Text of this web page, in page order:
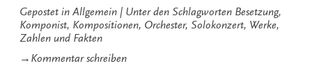
Gepostet in Allgemein Unter den Schlagworten Besetzung,
Komponist, Kompositionen, Orchester, Solokonzert, Werke,
Zahlen und Fakten
→ Kommentar schreibenzu